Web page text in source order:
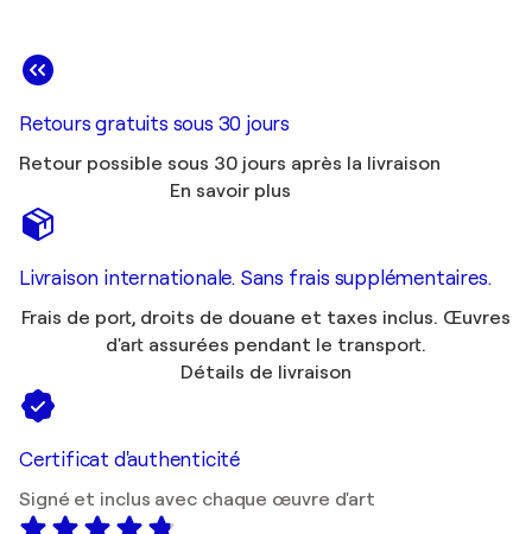
Retours gratuits sous 30 jours
Retour possible sous 30 jours après la livraison
En savoir plus
Livraison internationale. Sans frais supplémentaires.
Frais de port, droits de douane et taxes inclus. Œuvres
d'art assurées pendant le transport.
Détails de livraison
Certificat d'authenticité
Signé et inclus avec chaque œuvre d'art